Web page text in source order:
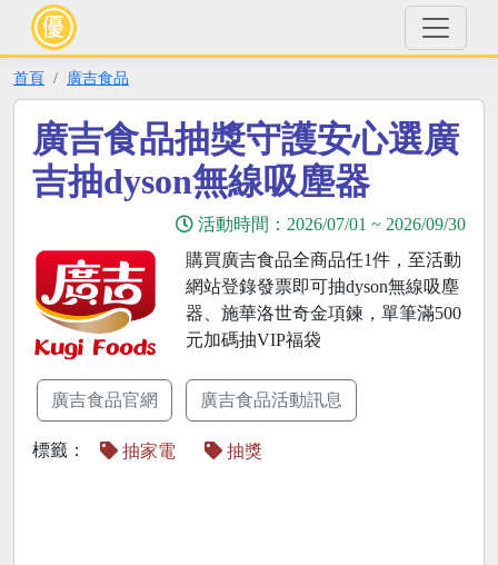
首頁 廣吉食品
廣吉食品抽獎守護安心選廣
吉抽dyson無線吸塵器
活動時間： 2026/07/01 ~ 2026/09/30
購買廣吉食品全商品任1件，至活動
網站登錄發票即可抽dyson無線吸塵
器、施華洛世奇金項鍊，單筆滿500
元加碼抽VIP福袋
廣吉食品官網 廣吉食品活動訊息
標籤： 抽家電 抽獎